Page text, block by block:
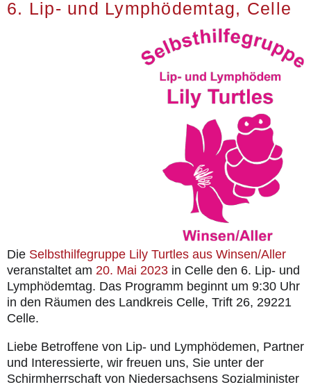
6. Lip- und Lymphödemtag, Celle
Die Selbsthilfegruppe Lily Turtles aus Winsen/Aller
veranstaltet am 20. Mai 2023 in Celle den 6. Lip- und
Lymphödemtag. Das Programm beginnt um 9:30 Uhr
in den Räumen des Landkreis Celle, Trift 26, 29221
Celle.
Liebe Betroffene von Lip- und Lymphödemen, Partner
und Interessierte, wir freuen uns, Sie unter der
Schirmherrschaft von Niedersachsens Sozialminister